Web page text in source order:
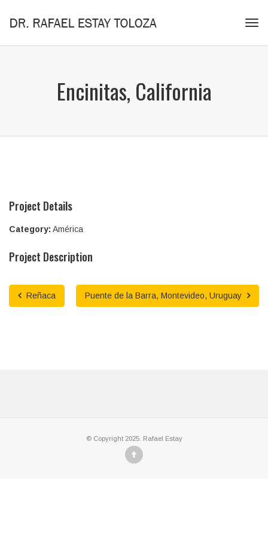
Encinitas, California
Project Details
Category: América
Project Description
Reñaca Puente de la Barra, Montevideo, Uruguay
© Copyright 2025. Rafael Estay